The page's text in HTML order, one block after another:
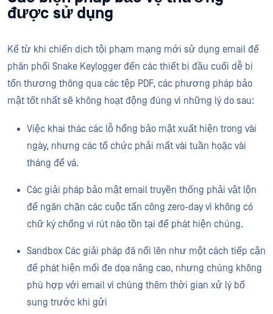
được sử dụng
Kể từ khi chiến dịch tội phạm mạng mới sử dụng email để
phân phối Snake Keylogger đến các thiết bị đầu cuối dễ bị
tổn thương thông qua các tệp PDF, các phương pháp bảo
mật tốt nhất sẽ không hoạt động đúng vì những lý do sau:
Việc khai thác các lỗ hổng bảo mật xuất hiện trong vài
ngày, nhưng các tổ chức phải mất vài tuần hoặc vài
tháng để vá.
Các giải pháp bảo mật email truyền thống phải vật lộn
để ngăn chặn các cuộc tấn công zero-day vì không có
chữ ký chống vi rút nào tồn tại để phát hiện chúng.
Sandbox Các giải pháp đã nổi lên như một cách tiếp cận
để phát hiện mối đe dọa nâng cao, nhưng chúng không
phù hợp với email vì chúng thêm thời gian xử lý bổ
sung trước khi gửi